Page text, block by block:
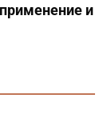
и